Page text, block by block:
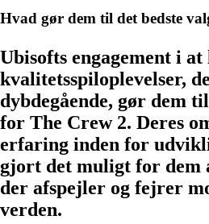
Hvad gør dem til det bedste
Ubisofts engagement i at
kvalitetsspiloplevelser,
dybdegående, gør dem
for The Crew 2. Deres
erfaring inden for
gjort det muligt for dem
der afspejler og fejrer
verden.